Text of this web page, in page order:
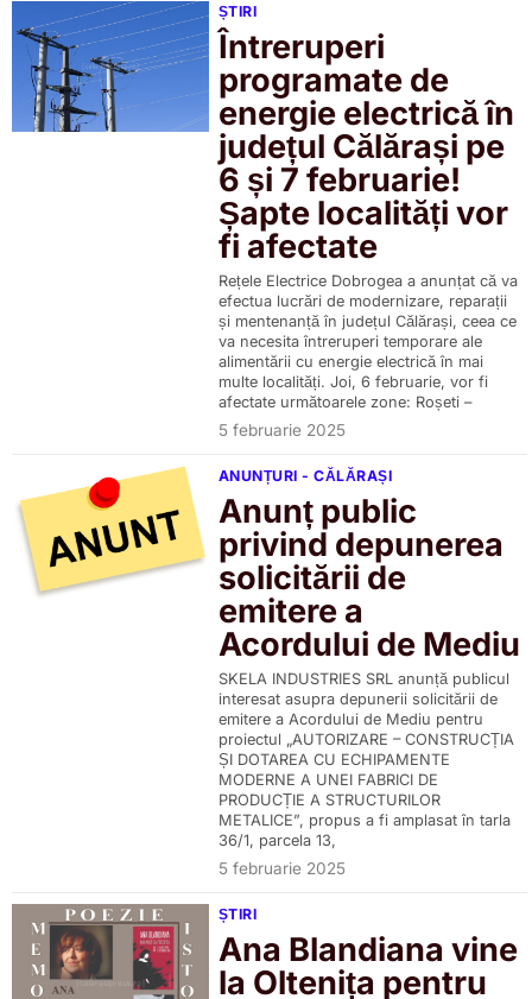
ȘTIRI
Întreruperi
programate de
energie electrică în
județul Călărași pe
6 și 7 februarie!
Șapte localități vor
fi afectate
Rețele Electrice Dobrogea a anunțat că va
efectua lucrări de modernizare, reparații
și mentenanță în județul Călărași, ceea ce
va necesita întreruperi temporare ale
alimentării cu energie electrică în mai
multe localități. Joi, 6 februarie, vor fi
afectate următoarele zone: Roșeti –
5 februarie 2025
ANUNȚURI - CĂLĂRAȘI
Anunț public
privind depunerea
solicitării de
emitere a
Acordului de Mediu
SKELA INDUSTRIES SRL anunță publicul
interesat asupra depunerii solicitării de
emitere a Acordului de Mediu pentru
proiectul „AUTORIZARE – CONSTRUCȚIA
ȘI DOTAREA CU ECHIPAMENTE
MODERNE A UNEI FABRICI DE
PRODUCȚIE A STRUCTURILOR
METALICE”, propus a fi amplasat în tarla
36/1, parcela 13,
5 februarie 2025
ȘTIRI
Ana Blandiana vine
la Oltenița pentru